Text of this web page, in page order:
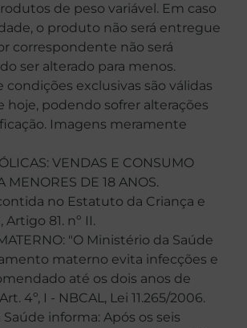
de peso variável. Em caso
o produto não será entregue
correspondente não será
ser alterado para menos.
condições exclusivas são válidas
hoje, podendo sofrer alterações
Imagens meramente
VENDAS E CONSUMO
MENORES DE 18 ANOS.
no Estatuto da Criança e
81. nº II.
"O Ministério da Saúde
materno evita infecções e
até os dois anos de
4º, I - NBCAL, Lei 11.265/2006.
informa: Após os seis